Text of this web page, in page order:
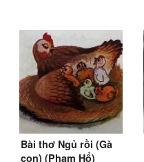
Bài thơ Ngủ rồi (Gà
con) (Phạm Hổ)